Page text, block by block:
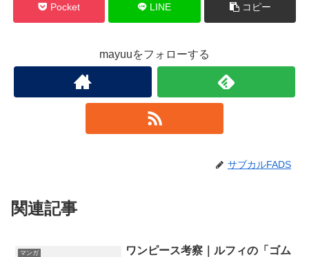
Pocket LINE コピー
mayuuをフォローする
サブカルFADS
関連記事
マンガ
ワンピース考察｜ルフィの「ゴム